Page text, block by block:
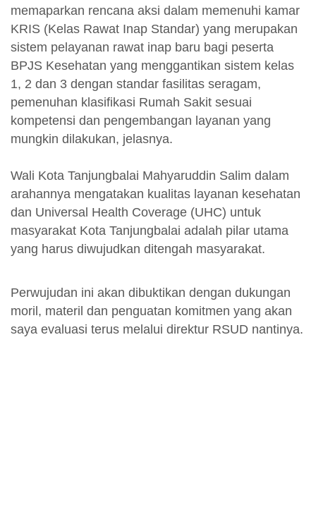
memaparkan rencana aksi dalam memenuhi kamar
KRIS (Kelas Rawat Inap Standar) yang merupakan
sistem pelayanan rawat inap baru bagi peserta
BPJS Kesehatan yang menggantikan sistem kelas
1, 2 dan 3 dengan standar fasilitas seragam,
pemenuhan klasifikasi Rumah Sakit sesuai
kompetensi dan pengembangan layanan yang
mungkin dilakukan, jelasnya.
Wali Kota Tanjungbalai Mahyaruddin Salim dalam
arahannya mengatakan kualitas layanan kesehatan
dan Universal Health Coverage (UHC) untuk
masyarakat Kota Tanjungbalai adalah pilar utama
yang harus diwujudkan ditengah masyarakat.
Perwujudan ini akan dibuktikan dengan dukungan
moril, materil dan penguatan komitmen yang akan
saya evaluasi terus melalui direktur RSUD nantinya.